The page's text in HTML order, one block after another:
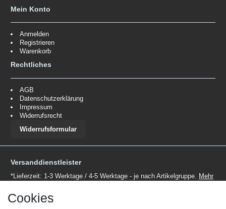
Mein Konto
Anmelden
Registrieren
Warenkorb
Rechtliches
AGB
Datenschutzerklärung
Impressum
Widerrufsrecht
Widerrufsformular
Versanddienstleister
*Lieferzeit: 1-3 Werktage / 4-5 Werktage - je nach Artikelgruppe.
Mehr
Cookies